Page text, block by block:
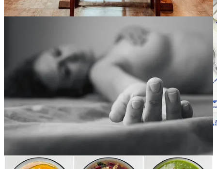
caldo con
pelotillas. Un consomé reconfortante que se viste de domingo con